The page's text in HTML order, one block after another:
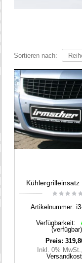
Sortieren nach:
Kühlergrilleinsatz
Artikelnummer:
Verfügbarkeit:
(verfügbar)
Preis:
Inkl. 0% MwSt.,